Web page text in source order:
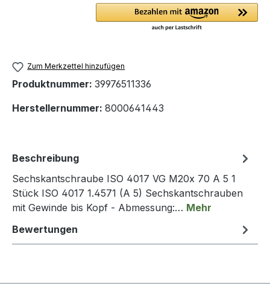
Zum Merkzettel hinzufügen
Produktnummer: 39976511336
Herstellernummer: 8000641443
Beschreibung
Sechskantschraube ISO 4017 VG M20x 70 A 5 1
Stück ISO 4017 1.4571 (A 5) Sechskantschrauben
mit Gewinde bis Kopf - Abmessung:… Mehr
Bewertungen